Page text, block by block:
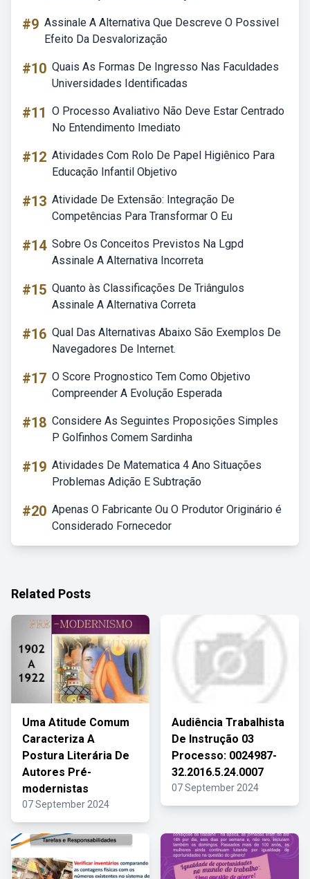
#9 Assinale A Alternativa Que Descreve O Possivel
Efeito Da Desvalorização
#10 Quais As Formas De Ingresso Nas Faculdades
Universidades Identificadas
#11 O Processo Avaliativo Não Deve Estar Centrado
No Entendimento Imediato
#12 Atividades Com Rolo De Papel Higiênico Para
Educação Infantil Objetivo
#13 Atividade De Extensão: Integração De
Competências Para Transformar O Eu
#14 Sobre Os Conceitos Previstos Na Lgpd
Assinale A Alternativa Incorreta
#15 Quanto às Classificações De Triângulos
Assinale A Alternativa Correta
#16 Qual Das Alternativas Abaixo São Exemplos De
Navegadores De Internet.
#17 O Score Prognostico Tem Como Objetivo
Compreender A Evolução Esperada
#18 Considere As Seguintes Proposições Simples
P Golfinhos Comem Sardinha
#19 Atividades De Matematica 4 Ano Situações
Problemas Adição E Subtração
#20 Apenas O Fabricante Ou O Produtor Originário é
Considerado Fornecedor
Related Posts
Uma Atitude Comum
Caracteriza A
Postura Literária De
Autores Pré-
modernistas
07 September 2024
Audiência Trabalhista
De Instrução 03
Processo: 0024987-
32.2016.5.24.0007
07 September 2024